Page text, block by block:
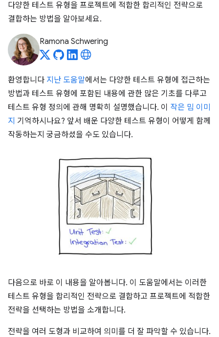
다양한 테스트 유형을 프로젝트에 적합한 합리적인 전략으로
결합하는 방법을 알아보세요.
Ramona Schwering
환영합니다 지난 도움말에서는 다양한 테스트 유형에 접근하는
방법과 테스트 유형에 포함된 내용에 관한 많은 기초를 다루고
테스트 유형 정의에 관해 명확히 설명했습니다. 이 작은 밈 이미
지 기억하시나요? 앞서 배운 다양한 테스트 유형이 어떻게 함께
작동하는지 궁금하셨을 수도 있습니다.
다음으로 바로 이 내용을 알아봅니다. 이 도움말에서는 이러한
테스트 유형을 합리적인 전략으로 결합하고 프로젝트에 적합한
전략을 선택하는 방법을 소개합니다.
전략을 여러 도형과 비교하여 의미를 더 잘 파악할 수 있습니다.